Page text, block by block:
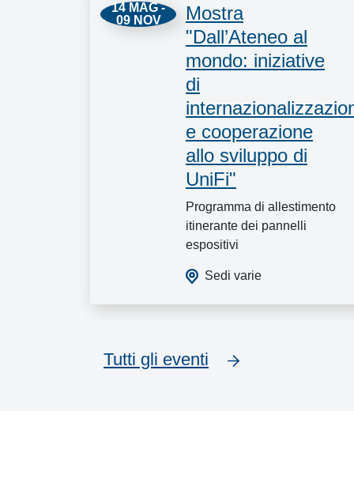
14 MAG -
09 NOV
Mostra
"Dall’Ateneo al
mondo: iniziative
di
e cooperazione
allo sviluppo di
UniFi"
Programma di allestimento
itinerante dei pannelli
espositivi
Sedi varie
Tutti gli eventi